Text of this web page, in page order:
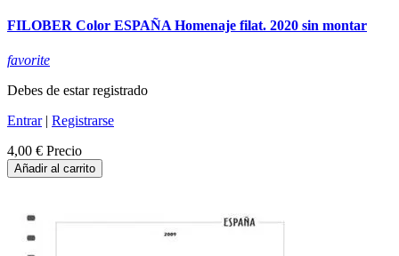
FILOBER Color ESPAÑA Homenaje filat. 2020 sin montar
favorite
Debes de estar registrado
Entrar| Registrarse
4,00 € Precio
Añadir al carrito